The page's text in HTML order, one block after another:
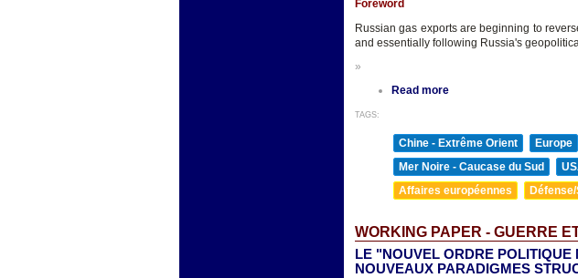
Foreword
Russian gas exports are beginning to
and essentially following Russia's
»
Read more
TAGS:
Chine - Extrême Orient Europe
Mer Noire - Caucase du Sud
Affaires européennes
WORKING PAPER - GUERRE
LE "NOUVEL ORDRE
NOUVEAUX PARADIGMES